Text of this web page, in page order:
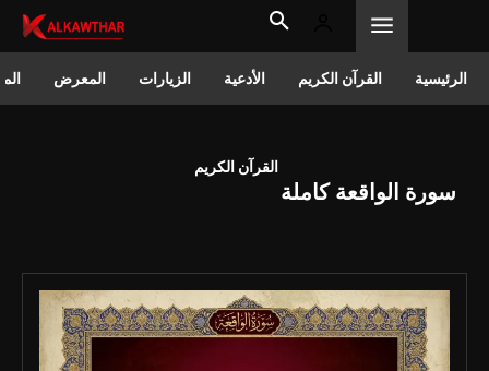
الرئيسية القرآن الكريم الأدعية الزيارات المعرض
سورة الواقعة كاملة
القرآن الكريم